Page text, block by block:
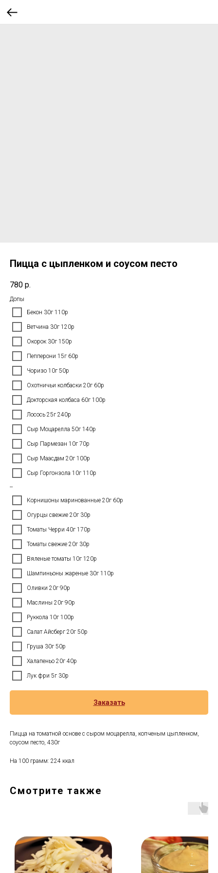
Пицца с цыпленком и соусом песто
780 р.
Допы
Бекон 30г 110р
Ветчина 30г 120р
Окорок 30г 150р
Пепперони 15г 60р
Чоризо 10г 50р
Охотничьи колбаски 20г 60р
Докторская колбаса 60г 100р
Лосось 25г 240р
Сыр Моцарелла 50г 140р
Сыр Пармезан 10г 70р
Сыр Маасдам 20г 100р
Сыр Горгонзола 10г 110р
--
Корнишоны маринованные 20г 60р
Огурцы свежие 20г 30р
Томаты Черри 40г 170р
Томаты свежие 20г 30р
Вяленые томаты 10г 120р
Шампиньоны жареные 30г 110р
Оливки 20г 90р
Маслины 20г 90р
Руккола 10г 100р
Салат Айсберг 20г 50р
Груша 30г 50р
Халапеньо 20г 40р
Лук фри 5г 30р
Заказать
Пицца на томатной основе с сыром моцарелла, копченым цыпленком,
соусом песто, 430г
На 100 грамм: 224 ккал
Смотрите также